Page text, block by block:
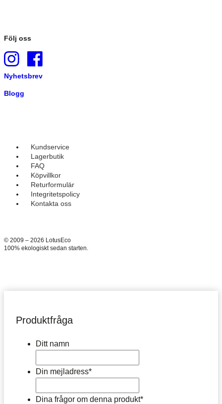
Följ oss
Nyhetsbrev
Blogg
Kundservice
Lagerbutik
FAQ
Köpvillkor
Returformulär
Integritetspolicy
Kontakta oss
© 2009 – 2026 LotusEco
100% ekologiskt sedan starten.
Produktfråga
Ditt namn
Din mejladress*
Dina frågor om denna produkt*